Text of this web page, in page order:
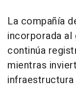
La compañía
incorporada al
continúa
mientras